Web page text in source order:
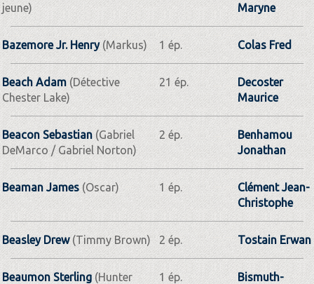
jeune)
Maryne
Bazemore Jr. Henry(Markus) 1 ép. Colas Fred
Beach Adam (Détective
Chester Lake)
21 ép.
Decoster
Maurice
Beacon Sebastian(Gabriel
DeMarco / Gabriel Norton)
2 ép.
Benhamou
Jonathan
Beaman James (Oscar) 1 ép.
Clément Jean-
Christophe
Beasley Drew(Timmy Brown) 2 ép. Tostain Erwan
Beaumon Sterling(Hunter
1 ép.
Bismuth-